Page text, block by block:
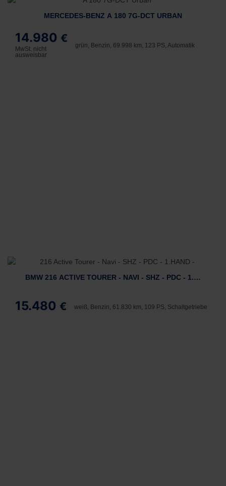
MERCEDES-BENZ A 180 7G-DCT URBAN
14.980 €
MwSt. nicht
ausweisbar
grün, Benzin, 69.998 km, 123 PS, Automatik
BMW 216 ACTIVE TOURER - NAVI - SHZ - PDC - 1.HAND -
15.480 € weiß, Benzin, 61.830 km, 109 PS, Schaltgetriebe